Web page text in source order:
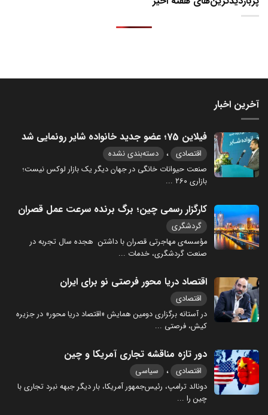
آخرین اخبار
فیلاین 75؛ عضو جدید خانواده شایر رونمایی شد
اقتصادی ، دسته‌بندی نشده
صنعت حیوانات خانگی در جهان دیگر یک بازار لوکس نیست؛
بازاری ۲۶۰
...
کارگزار رسمی چین؛ برگ برنده سرعت عمل قصران
گردشگری
مؤسسه‌ی مهاجرتی قصران با داشتن هجده سال تجربه در
صنعت گردشگری، خدمات ...
اقتصاد دریا محور فرصتی نو برای ایران
اقتصادی
در آستانه برگزاری دومین همایش «اقتصاد دریا محور» در جزیره
کیش، فرصتی ...
دور تازه مناقشه تجاری آمریکا و چین
اقتصادی ، سیاسی
دونالد ترامپ، رئیس‌جمهور آمریکا، بار دیگر جبهه نبرد تجاری با
چین را ...